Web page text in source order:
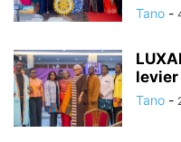
Tano -
levier
Tano -